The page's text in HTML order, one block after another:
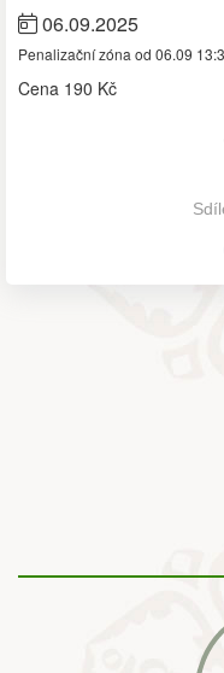
06.09.2025
Penalizační zóna od 06.09
Cena 190 Kč